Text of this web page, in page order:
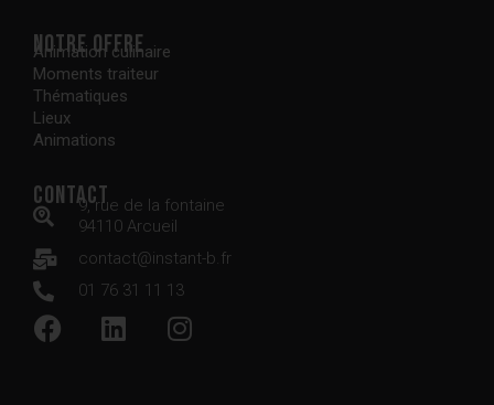
Notre offre
Animation culinaire
Moments traiteur
Thématiques
Lieux
Animations
Contact9, rue de la fontaine
94110 Arcueil
contact@instant-b.fr
01 76 31 11 13